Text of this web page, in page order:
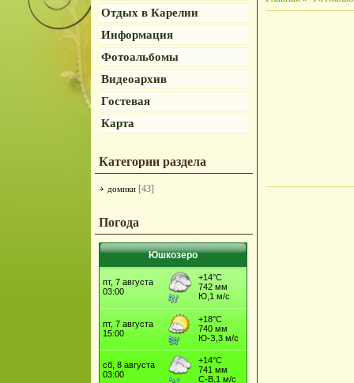
Отдых в Карелии
Информация
Фотоальбомы
Видеоархив
Гостевая
Карта
Категории раздела
домики [43]
Погода
Юшкозеро